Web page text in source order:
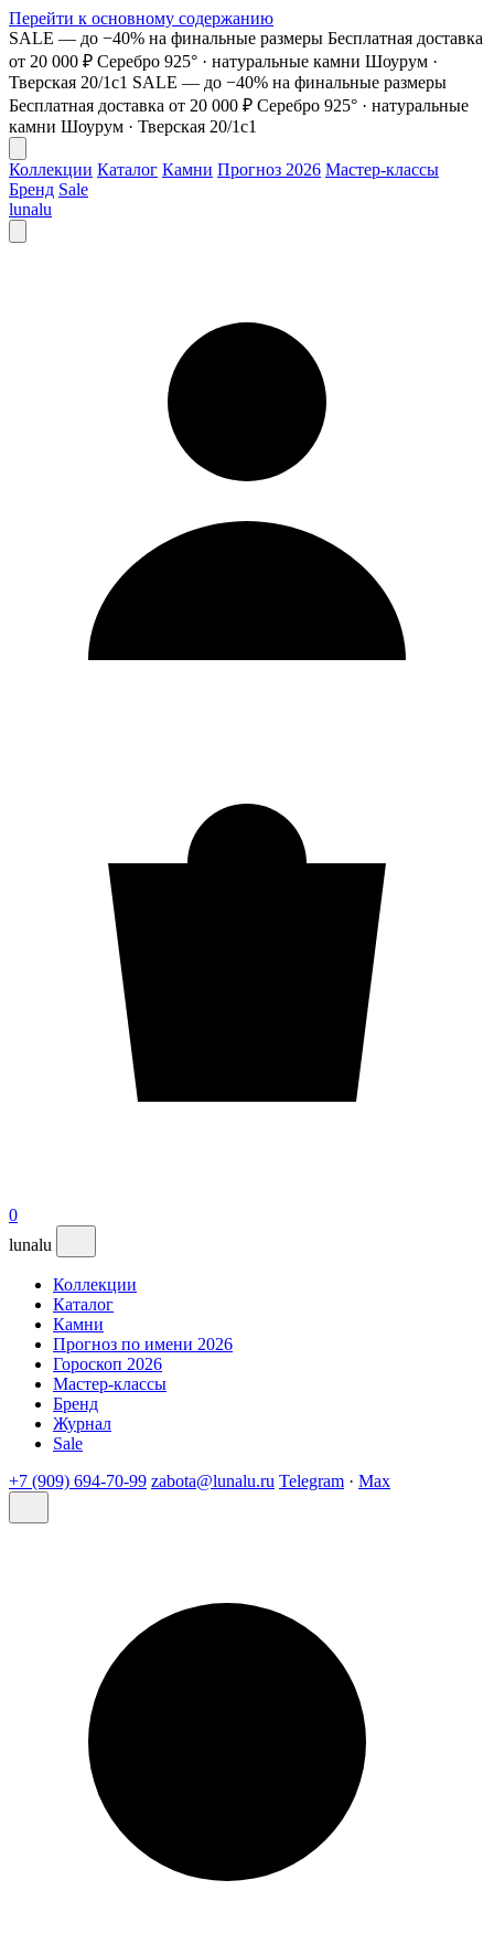
Перейти к основному содержанию
SALE — до −40% на финальные размеры Бесплатная доставка
от 20 000 ₽ Серебро 925° · натуральные камни Шоурум ·
Тверская 20/1с1 SALE — до −40% на финальные размеры
Бесплатная доставка от 20 000 ₽ Серебро 925° · натуральные
камни Шоурум · Тверская 20/1с1
Коллекции Каталог Камни Прогноз 2026 Мастер-классы
Бренд Sale
lunalu
0
lunalu
Коллекции
Каталог
Камни
Прогноз по имени 2026
Гороскоп 2026
Мастер-классы
Бренд
Журнал
Sale
+7 (909) 694-70-99 zabota@lunalu.ru Telegram · Max